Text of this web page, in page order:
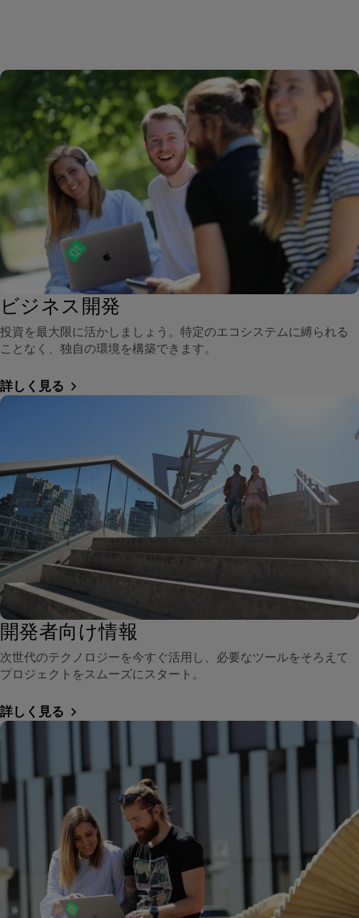
ビジネス開発
投資を最大限に活かしましょう。特定のエコシステムに縛られる
ことなく、独自の環境を構築できます。
詳しく見る
開発者向け情報
次世代のテクノロジーを今すぐ活用し、必要なツールをそろえて
プロジェクトをスムーズにスタート。
詳しく見る